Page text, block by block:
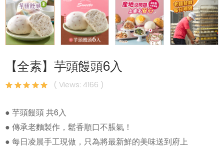
【全素】芋頭饅頭6入
( Views: 4166 )
● 芋頭饅頭 共6入
● 傳承老麵製作，鬆香順口不脹氣！
● 每日凌晨手工現做，只為將最新鮮的美味送到府上